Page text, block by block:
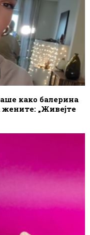
како балерина
„Живејте